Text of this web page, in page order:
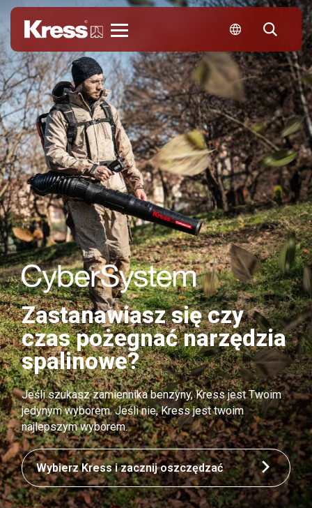
Zastanawiasz się czy
czas pożegnać narzędzia
spalinowe?
Jeśli szukasz zamiennika benzyny, Kress jest Twoim
jedynym wyborem. Jeśli nie, Kress jest twoim
najlepszym wyborem.
Wybierz Kress i zacznij oszczędzać